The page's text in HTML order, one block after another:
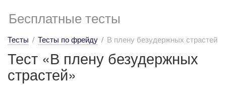
Бесплатные тесты
Тесты Тесты по фрейду В плену безудержных страстей
Тест «В плену безудержных
страстей»